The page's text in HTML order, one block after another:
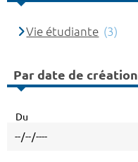
Vie étudiante (3)
Par date de création
Du